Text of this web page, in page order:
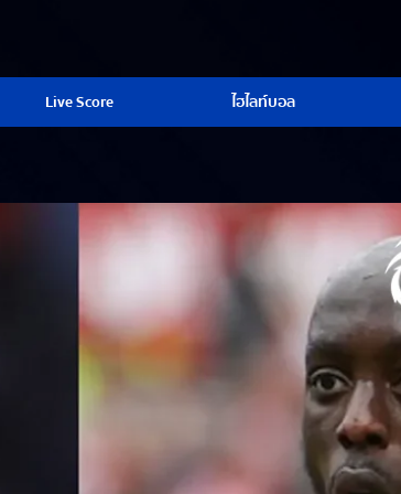
Live Score ไฮไลท์บอล